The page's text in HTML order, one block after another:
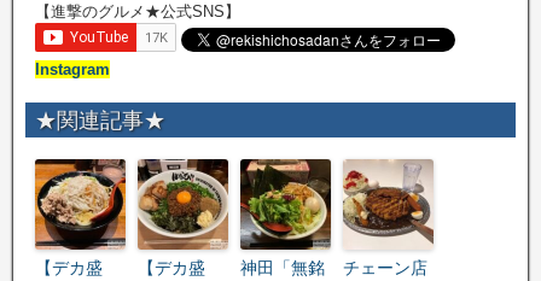
【進撃のグルメ★公式SNS】
Instagram
★関連記事★
【デカ盛
【デカ盛
神田「無銘
チェーン店